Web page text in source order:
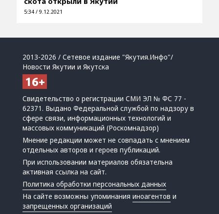
5:34 / 9.12.2021
2013-2026 / Сетевое издание "Якутия.Инфо"/
Новости Якутии и Якутска
Свидетельство о регистрации СМИ ЭЛ № ФС 77 -
62371. Выдано Федеральной службой по надзору в
сфере связи, информационных технологий и
массовых коммуникаций (Роскомнадзор)
Мнение редакции может не совпадать с мнением
отдельных авторов и героев публикаций.
При использовании материалов обязательна
активная ссылка на сайт.
Политика обработки персональных данных
На сайте возможны упоминанияиноагентов и
запрещенных организаций